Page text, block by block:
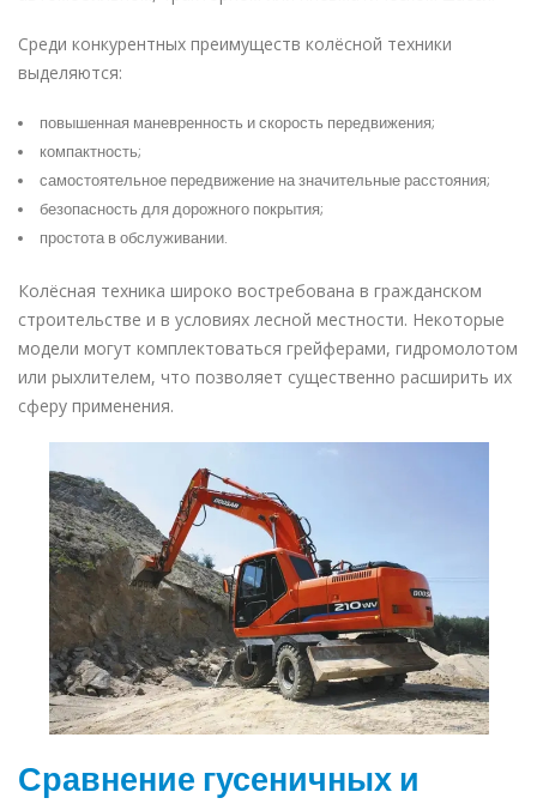
Среди конкурентных преимуществ колёсной техники
выделяются:
повышенная маневренность и скорость передвижения;
компактность;
самостоятельное передвижение на значительные расстояния;
безопасность для дорожного покрытия;
простота в обслуживании.
Колёсная техника широко востребована в гражданском
строительстве и в условиях лесной местности. Некоторые
модели могут комплектоваться грейферами, гидромолотом
или рыхлителем, что позволяет существенно расширить их
сферу применения.
Сравнение гусеничных и